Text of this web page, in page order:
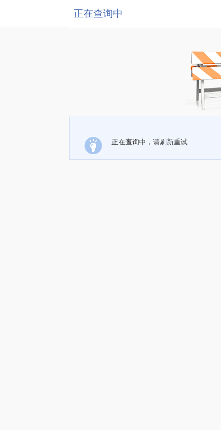
正在查询中
正在查询中，请刷新重试